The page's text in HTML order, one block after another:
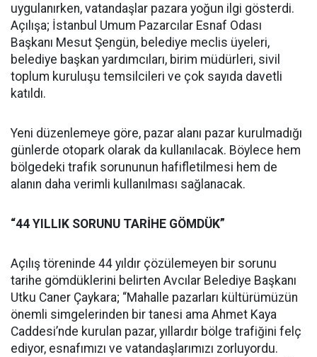
uygulanırken, vatandaşlar pazara yoğun ilgi gösterdi.
Açılışa; İstanbul Umum Pazarcılar Esnaf Odası
Başkanı Mesut Şengün, belediye meclis üyeleri,
belediye başkan yardımcıları, birim müdürleri, sivil
toplum kuruluşu temsilcileri ve çok sayıda davetli
katıldı.
Yeni düzenlemeye göre, pazar alanı pazar kurulmadığı
günlerde otopark olarak da kullanılacak. Böylece hem
bölgedeki trafik sorununun hafifletilmesi hem de
alanın daha verimli kullanılması sağlanacak.
“44 YILLIK SORUNU TARİHE GÖMDÜK”
Açılış töreninde 44 yıldır çözülemeyen bir sorunu
tarihe gömdüklerini belirten Avcılar Belediye Başkanı
Utku Caner Çaykara; “Mahalle pazarları kültürümüzün
önemli simgelerinden bir tanesi ama Ahmet Kaya
Caddesi’nde kurulan pazar, yıllardır bölge trafiğini felç
ediyor, esnafımızı ve vatandaşlarımızı zorluyordu.